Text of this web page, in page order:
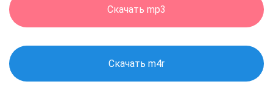
Скачать mp3
Скачать m4r